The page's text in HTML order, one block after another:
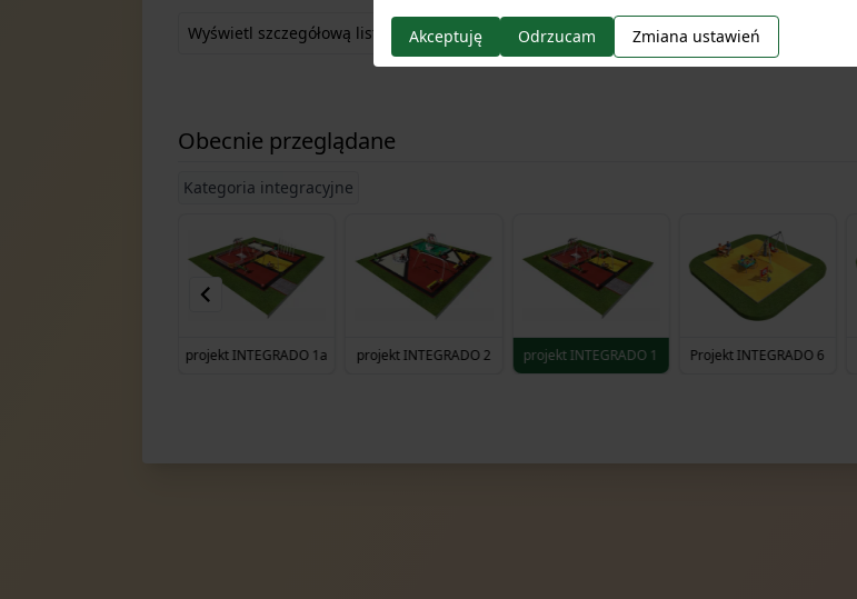
Akceptuję Odrzucam Zmiana ustawień
Wyświetl szczegółową listę produktów
Obecnie przeglądane
Kategoria integracyjne
projekt INTEGRADO 1a projekt INTEGRADO 2 projekt INTEGRADO 1 Projekt INTEGRADO 6